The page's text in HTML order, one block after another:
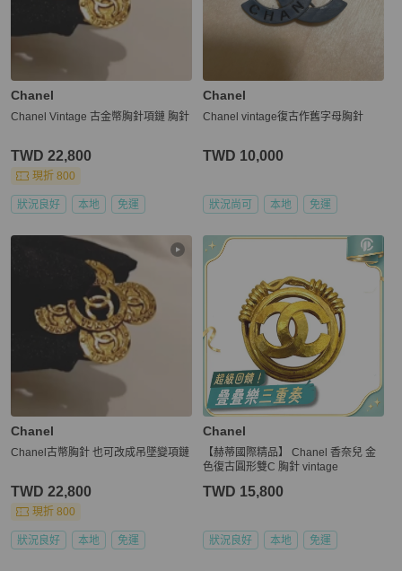
Chanel
Chanel Vintage 古金幣胸針項鏈 胸針
TWD 22,800
現折 800
狀況良好 本地 免運
Chanel
Chanel vintage復古作舊字母胸針
TWD 10,000
狀況尚可 本地 免運
Chanel
Chanel古幣胸針 也可改成吊墜變項鏈
TWD 22,800
現折 800
狀況良好 本地 免運
Chanel
【赫蒂國際精品】 Chanel 香奈兒 金
色復古圓形雙C 胸針 vintage
TWD 15,800
狀況良好 本地 免運